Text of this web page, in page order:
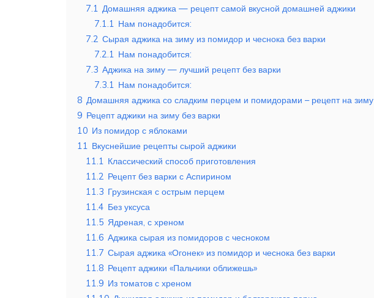
7.1 Домашняя аджика — рецепт самой вкусной домашней аджики
7.1.1 Нам понадобится:
7.2 Сырая аджика на зиму из помидор и чеснока без варки
7.2.1 Нам понадобится:
7.3 Аджика на зиму — лучший рецепт без варки
7.3.1 Нам понадобится:
8 Домашняя аджика со сладким перцем и помидорами – рецепт на зиму
9 Рецепт аджики на зиму без варки
10 Из помидор с яблоками
11 Вкуснейшие рецепты сырой аджики
11.1 Классический способ приготовления
11.2 Рецепт без варки с Аспирином
11.3 Грузинская с острым перцем
11.4 Без уксуса
11.5 Ядреная, с хреном
11.6 Аджика сырая из помидоров с чесноком
11.7 Сырая аджика «Огонек» из помидор и чеснока без варки
11.8 Рецепт аджики «Пальчики оближешь»
11.9 Из томатов с хреном